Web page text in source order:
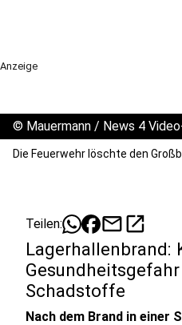
Anzeige
© Mauermann / News 4
Die Feuerwehr löschte den
Teilen: mailopen_in_new
Lagerhallenbrand:
Schadstoffe
Nach dem Brand in einer